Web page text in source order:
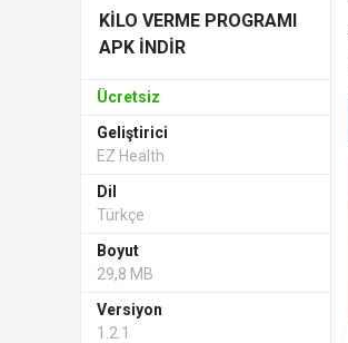
KILO VERME PROGRAMI
APK INDIR
Ücretsiz
Geliştirici
EZ Health
Dil
Türkçe
Boyut
29,8 MB
Versiyon
1.2.1